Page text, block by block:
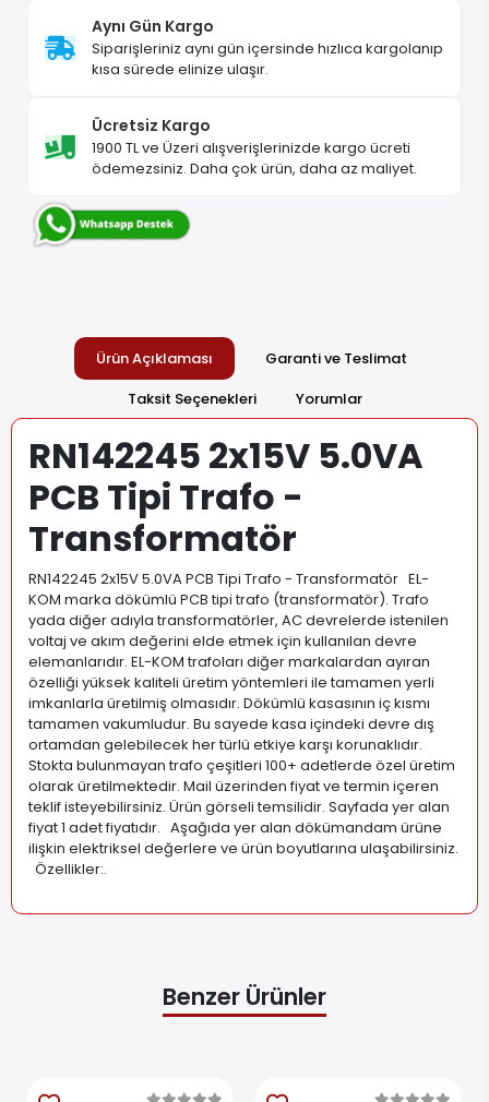
Aynı Gün Kargo
Siparişleriniz aynı gün içersinde hızlıca kargolanıp
kısa sürede elinize ulaşır.
Ücretsiz Kargo
1900 TL ve Üzeri alışverişlerinizde kargo ücreti
ödemezsiniz. Daha çok ürün, daha az maliyet.
Ürün Açıklaması
Garanti ve Teslimat
Taksit Seçenekleri
Yorumlar
RN142245 2x15V 5.0VA
PCB Tipi Trafo -
Transformatör
RN142245 2x15V 5.0VA PCB Tipi Trafo - Transformatör EL-
KOM marka dökümlü PCB tipi trafo (transformatör). Trafo
yada diğer adıyla transformatörler, AC devrelerde istenilen
voltaj ve akım değerini elde etmek için kullanılan devre
elemanlarıdır. EL-KOM trafoları diğer markalardan ayıran
özelliği yüksek kaliteli üretim yöntemleri ile tamamen yerli
imkanlarla üretilmiş olmasıdır. Dökümlü kasasının iç kısmı
tamamen vakumludur. Bu sayede kasa içindeki devre dış
ortamdan gelebilecek her türlü etkiye karşı korunaklıdır.
Stokta bulunmayan trafo çeşitleri 100+ adetlerde özel üretim
olarak üretilmektedir. Mail üzerinden fiyat ve termin içeren
teklif isteyebilirsiniz. Ürün görseli temsilidir. Sayfada yer alan
fiyat 1 adet fiyatıdır. Aşağıda yer alan dökümandam ürüne
ilişkin elektriksel değerlere ve ürün boyutlarına ulaşabilirsiniz.
Özellikler:.
Benzer Ürünler